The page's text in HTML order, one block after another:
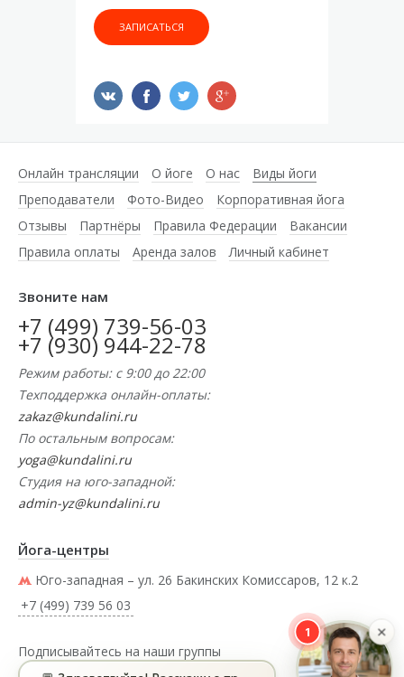
ЗАПИСАТЬСЯ
Онлайн трансляции О йоге О нас
Виды йоги
Преподаватели
Фото-Видео
Корпоративная йога
Отзывы
Партнёры Правила Федерации
Вакансии
Правила оплаты
Аренда залов Личный кабинет
Звоните нам
+7 (499) 739-56-03
+7 (930) 944-22-78
Режим работы: с 9:00 до 22:00
Техподдержка онлайн-оплаты:
zakaz@kundalini.ru
По остальным вопросам:
yoga@kundalini.ru
Студия на юго-западной:
admin-yz@kundalini.ru
Йога-центры
Юго-западная – ул. 26 Бакинских Комиссаров, 12 к.2
+7 (499) 739 56 03
Подписывайтесь на наши группы
1 ×